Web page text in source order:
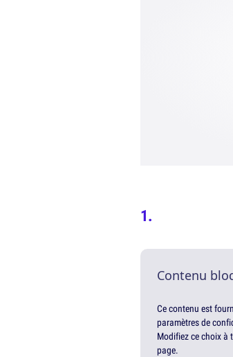
Contenu
Ce contenu est
paramètres de
Modifiez ce choix à
page.